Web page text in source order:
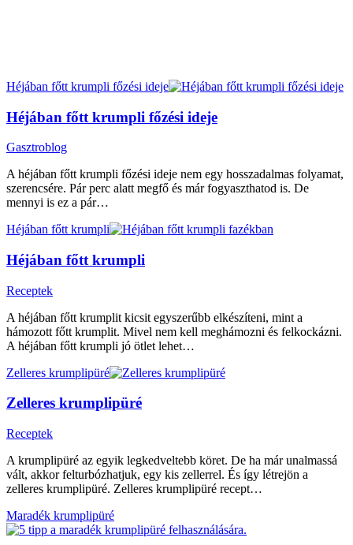
Héjában főtt krumpli főzési ideje
Héjában főtt krumpli főzési ideje
Gasztroblog
A héjában főtt krumpli főzési ideje nem egy hosszadalmas folyamat,
szerencsére. Pár perc alatt megfő és már fogyaszthatod is. De
mennyi is ez a pár…
Héjában főtt krumpli
Héjában főtt krumpli
Receptek
A héjában főtt krumplit kicsit egyszerűbb elkészíteni, mint a
hámozott főtt krumplit. Mivel nem kell meghámozni és felkockázni.
A héjában főtt krumpli jó ötlet lehet…
Zelleres krumplipüré
Zelleres krumplipüré
Receptek
A krumplipüré az egyik legkedveltebb köret. De ha már unalmassá
vált, akkor felturbózhatjuk, egy kis zellerrel. És így létrejön a
zelleres krumplipüré. Zelleres krumplipüré recept…
Maradék krumplipüré